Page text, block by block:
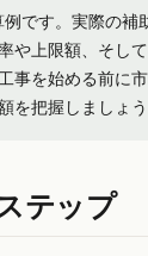
です。実際の補
や上限額、そし
事を始める前に
を把握しましょう
テップ